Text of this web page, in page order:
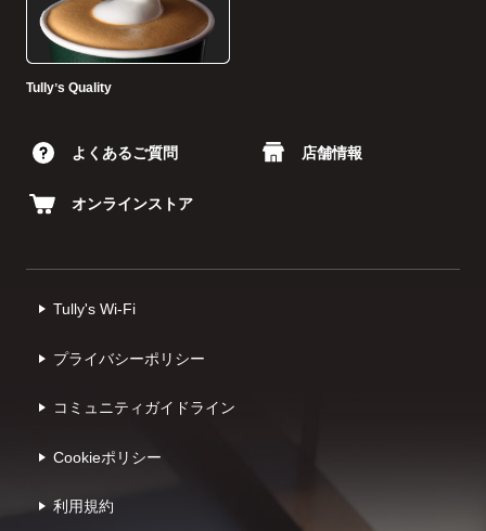
Tullyʼs Quality
よくあるご質問 店舗情報
オンラインストア
Tully's Wi-Fi
プライバシーポリシー
コミュニティガイドライン
Cookieポリシー
利⽤規約